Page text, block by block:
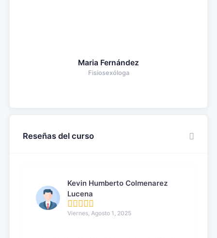
Maria Fernández
Fisiosexóloga
Reseñas del curso
Kevin Humberto Colmenarez
Lucena
Viernes, Agosto 1, 2025